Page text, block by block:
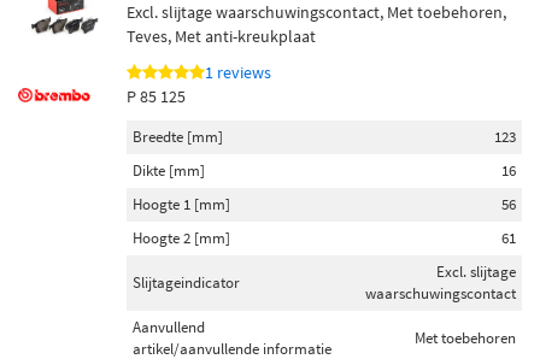
Excl. slijtage waarschuwingscontact, Met toebehoren,
Teves, Met anti-kreukplaat
1 reviews
P 85 125
Breedte [mm]
123
Dikte [mm]
16
Hoogte 1 [mm]
56
Hoogte 2 [mm]
61
Slijtageindicator
Excl. slijtage
waarschuwingscontact
Aanvullend
artikel/aanvullende informatie
Met toebehoren